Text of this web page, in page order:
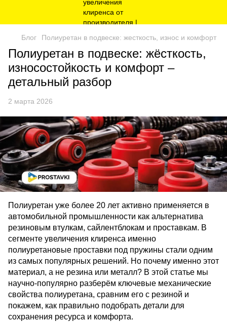
Блог Полиуретан в подвеске: жесткость, износ и комфорт
Полиуретан в подвеске: жёсткость,
износостойкость и комфорт –
детальный разбор
2 марта 2026
Полиуретан уже более 20 лет активно применяется в
автомобильной промышленности как альтернатива
резиновым втулкам, сайлентблокам и проставкам. В
сегменте увеличения клиренса именно
полиуретановые проставки под пружины стали одним
из самых популярных решений. Но почему именно этот
материал, а не резина или металл? В этой статье мы
научно-популярно разберём ключевые механические
свойства полиуретана, сравним его с резиной и
покажем, как правильно подобрать детали для
сохранения ресурса и комфорта.